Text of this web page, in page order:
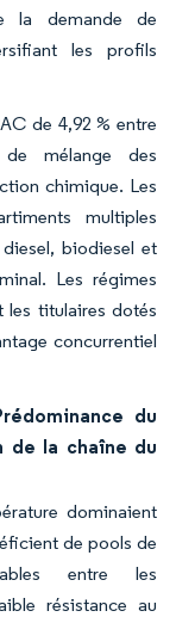
la demande de
les profils
de 4,92 % entre
mélange des
chimique. Les
multiples
biodiesel et
Les régimes
titulaires dotés
concurrentiel
du
de la chaîne du
dominaient
de pools de
entre les
résistance au